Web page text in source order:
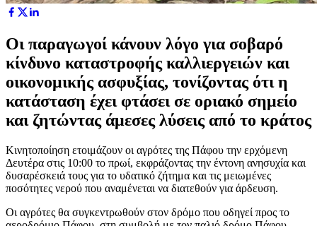
Οι παραγωγοί κάνουν λόγο για σοβαρό
κίνδυνο καταστροφής καλλιεργειών και
οικονομικής ασφυξίας, τονίζοντας ότι η
κατάσταση έχει φτάσει σε οριακό σημείο
και ζητώντας άμεσες λύσεις από το κράτος
Κινητοποίηση ετοιμάζουν οι αγρότες της Πάφου την ερχόμενη
Δευτέρα στις 10:00 το πρωί, εκφράζοντας την έντονη ανησυχία και
δυσαρέσκειά τους για το υδατικό ζήτημα και τις μειωμένες
ποσότητες νερού που αναμένεται να διατεθούν για άρδευση.
Οι αγρότες θα συγκεντρωθούν στον δρόμο που οδηγεί προς το